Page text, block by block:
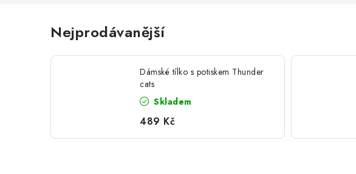
Nejprodávanější
Dámské tílko s potiskem Thunder
cats
Skladem
489 Kč